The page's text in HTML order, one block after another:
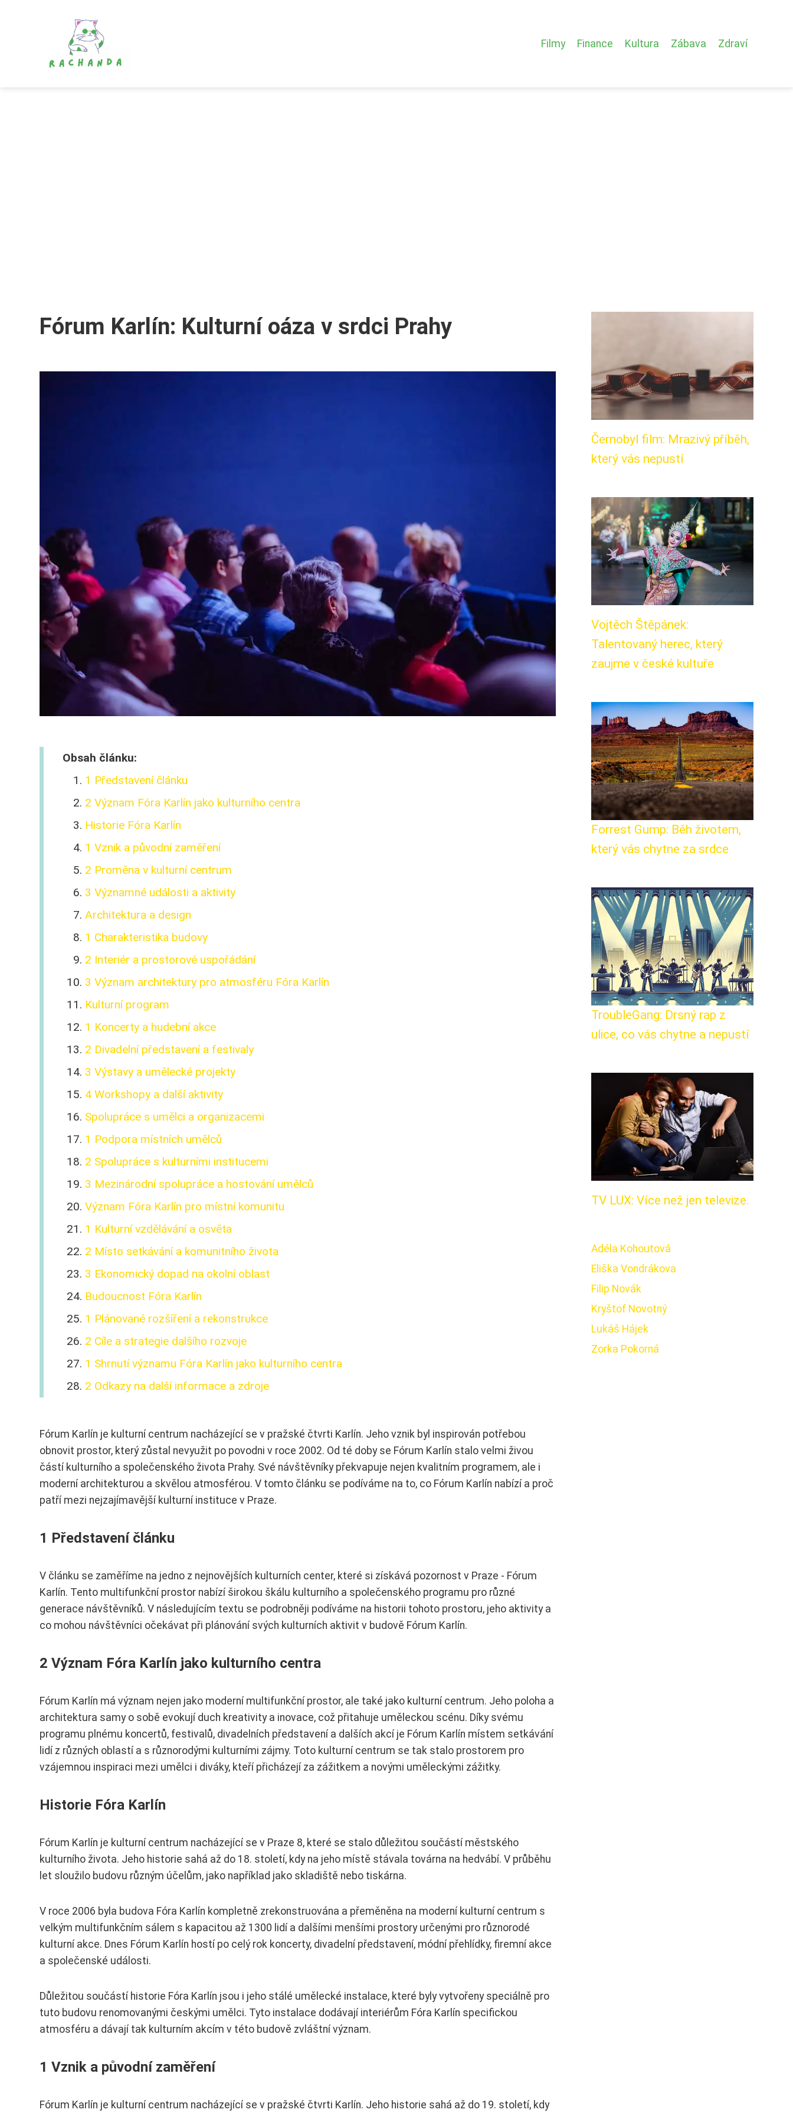
Filmy Finance Kultura Zábava Zdraví
Fórum Karlín: Kulturní oáza v srdci Prahy
Obsah článku:
1 Představení článku
2 Význam Fóra Karlín jako kulturního centra
Historie Fóra Karlín
1 Vznik a původní zaměření
2 Proměna v kulturní centrum
3 Významné události a aktivity
Architektura a design
1 Charakteristika budovy
2 Interiér a prostorové uspořádání
3 Význam architektury pro atmosféru Fóra Karlín
Kulturní program
1 Koncerty a hudební akce
2 Divadelní představení a festivaly
3 Výstavy a umělecké projekty
4 Workshopy a další aktivity
Spolupráce s umělci a organizacemi
1 Podpora místních umělců
2 Spolupráce s kulturními institucemi
3 Mezinárodní spolupráce a hostování umělců
Význam Fóra Karlín pro místní komunitu
1 Kulturní vzdělávání a osvěta
2 Místo setkávání a komunitního života
3 Ekonomický dopad na okolní oblast
Budoucnost Fóra Karlín
1 Plánované rozšíření a rekonstrukce
2 Cíle a strategie dalšího rozvoje
1 Shrnutí významu Fóra Karlín jako kulturního centra
2 Odkazy na další informace a zdroje
Fórum Karlín je kulturní centrum nacházející se v pražské čtvrti Karlín. Jeho vznik byl inspirován potřebou
obnovit prostor, který zůstal nevyužit po povodni v roce 2002. Od té doby se Fórum Karlín stalo velmi živou
částí kulturního a společenského života Prahy. Své návštěvníky překvapuje nejen kvalitním programem, ale i
moderní architekturou a skvělou atmosférou. V tomto článku se podíváme na to, co Fórum Karlín nabízí a proč
patří mezi nejzajímavější kulturní instituce v Praze.
1 Představení článku
V článku se zaměříme na jedno z nejnovějších kulturních center, které si získává pozornost v Praze - Fórum
Karlín. Tento multifunkční prostor nabízí širokou škálu kulturního a společenského programu pro různé
generace návštěvníků. V následujícím textu se podrobněji podíváme na historii tohoto prostoru, jeho aktivity a
co mohou návštěvníci očekávat při plánování svých kulturních aktivit v budově Fórum Karlín.
2 Význam Fóra Karlín jako kulturního centra
Fórum Karlín má význam nejen jako moderní multifunkční prostor, ale také jako kulturní centrum. Jeho poloha a
architektura samy o sobě evokují duch kreativity a inovace, což přitahuje uměleckou scénu. Díky svému
programu plnému koncertů, festivalů, divadelních představení a dalších akcí je Fórum Karlín místem setkávání
lidí z různých oblastí a s různorodými kulturními zájmy. Toto kulturní centrum se tak stalo prostorem pro
vzájemnou inspiraci mezi umělci i diváky, kteří přicházejí za zážitkem a novými uměleckými zážitky.
Historie Fóra Karlín
Fórum Karlín je kulturní centrum nacházející se v Praze 8, které se stalo důležitou součástí městského
kulturního života. Jeho historie sahá až do 18. století, kdy na jeho místě stávala továrna na hedvábí. V průběhu
let sloužilo budovu různým účelům, jako například jako skladiště nebo tiskárna.
V roce 2006 byla budova Fóra Karlín kompletně zrekonstruována a přeměněna na moderní kulturní centrum s
velkým multifunkčním sálem s kapacitou až 1300 lidí a dalšími menšími prostory určenými pro různorodé
kulturní akce. Dnes Fórum Karlín hostí po celý rok koncerty, divadelní představení, módní přehlídky, firemní akce
a společenské události.
Důležitou součástí historie Fóra Karlín jsou i jeho stálé umělecké instalace, které byly vytvořeny speciálně pro
tuto budovu renomovanými českými umělci. Tyto instalace dodávají interiérům Fóra Karlín specifickou
atmosféru a dávají tak kulturním akcím v této budově zvláštní význam.
1 Vznik a původní zaměření
Fórum Karlín je kulturní centrum nacházející se v pražské čtvrti Karlín. Jeho historie sahá až do 19. století, kdy
Černobyl film: Mrazivý příběh,
který vás nepustí
Vojtěch Štěpánek:
Talentovaný herec, který
zaujme v české kultuře
Forrest Gump: Běh životem,
který vás chytne za srdce
TroubleGang: Drsný rap z
ulice, co vás chytne a nepustí
TV LUX: Více než jen televize.
Adéla Kohoutová
Eliška Vondrákova
Filip Novák
Kryštof Novotný
Lukáš Hájek
Zorka Pokorná